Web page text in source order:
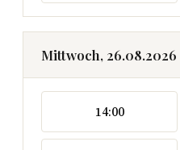
Mittwoch, 26.08.2026
14:00